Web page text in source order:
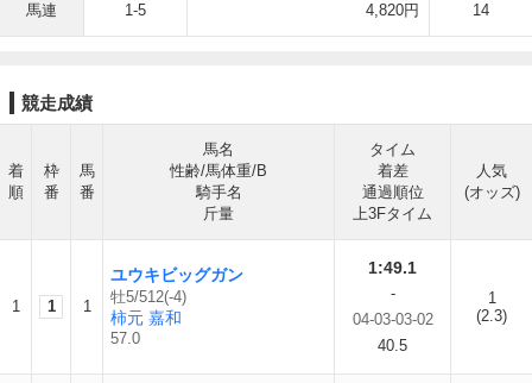
馬連 1-5 4,820円 14
競走成績
着
順
枠
番
馬
番
馬名
性齢/馬体重/B
騎手名
斤量
タイム
着差
通過順位
上3Fタイム
人気
(オッズ)
1 1 1
ユウキビッグガン
牡5/512(-4)
柿元 嘉和
57.0
1:49.1
-
04-03-03-02
40.5
1
(2.3)